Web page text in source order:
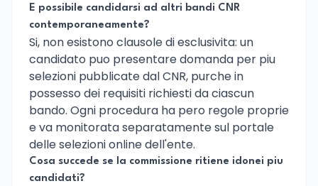
E possibile candidarsi ad altri bandi CNR
contemporaneamente?
Si, non esistono clausole di esclusivita: un
candidato puo presentare domanda per piu
selezioni pubblicate dal CNR, purche in
possesso dei requisiti richiesti da ciascun
bando. Ogni procedura ha pero regole proprie
e va monitorata separatamente sul portale
delle selezioni online dell'ente.
Cosa succede se la commissione ritiene idonei piu
candidati?